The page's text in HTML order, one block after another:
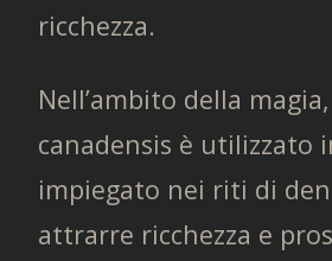
ricchezza.
Nell’ambito della
canadensis è utilizzato
impiegato nei riti di
attrarre ricchezza e